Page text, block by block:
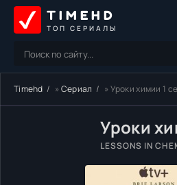
TIMEHD
ТОП СЕРИАЛЫ
Timehd »Сериал » Уроки химии 1
Уроки
LESSONS IN